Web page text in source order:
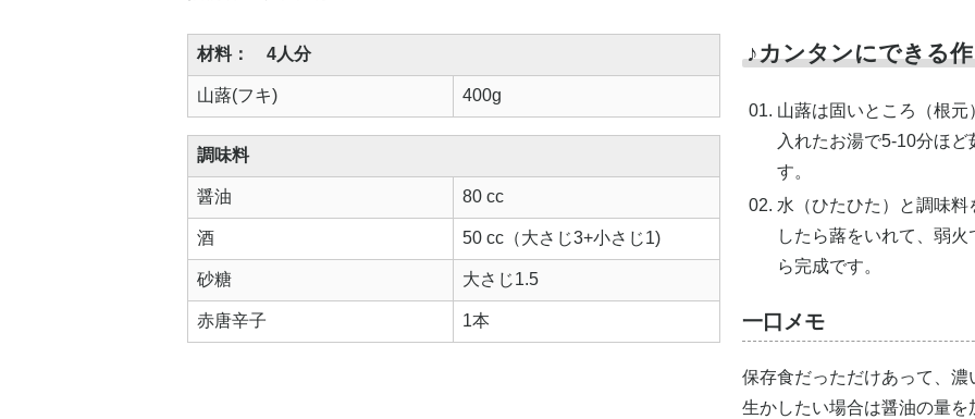
材料： 4人分
山蕗(フキ) 400g
調味料
醤油 80 cc
酒 50 cc（大さじ3+小さじ1)
砂糖 大さじ1.5
赤唐辛子 1本
♪カンタンにできる
山蕗は固いところ（根
入れたお湯で5-10分ほ
す。
水（ひたひた）と調味
したら蕗をいれて、弱
ら完成です。
一口メモ
保存食だっただけあって、
生かしたい場合は醤油の量